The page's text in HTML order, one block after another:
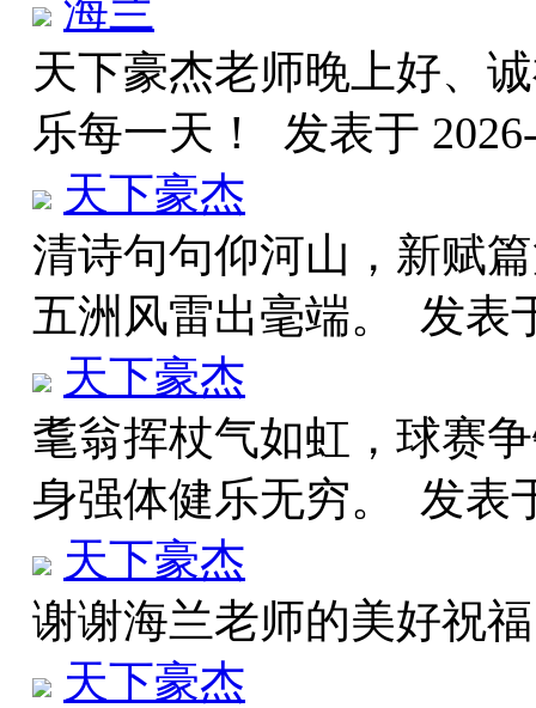
海兰
天下豪杰老师晚上好、
乐每一天！ 发表于
天下豪杰
清诗句句仰河山，新赋
五洲风雷出毫端。 发表
天下豪杰
耄翁挥杖气如虹，球赛
身强体健乐无穷。 发表
天下豪杰
谢谢海兰老师的美好祝
天下豪杰